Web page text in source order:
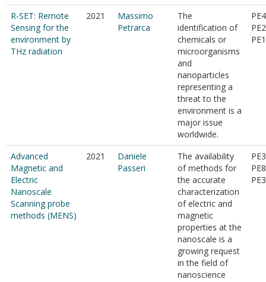
R-SET: Remote
Sensing for the
environment by
THz radiation
2021
Massimo
Petrarca
The
identification of
chemicals or
microorganisms
and
nanoparticles
representing a
threat to the
environment is a
major issue
worldwide.
Advanced
Magnetic and
Electric
Nanoscale
Scanning probe
methods (MENS)
2021
Daniele
Passeri
The availability
of methods for
the accurate
characterization
of electric and
magnetic
properties at the
nanoscale is a
growing request
in the field of
nanoscience